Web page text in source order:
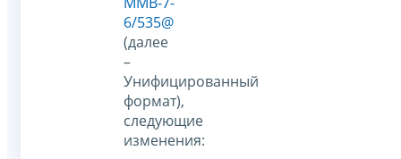
6/535@
(далее
–
Унифицированный
формат),
следующие
изменения: